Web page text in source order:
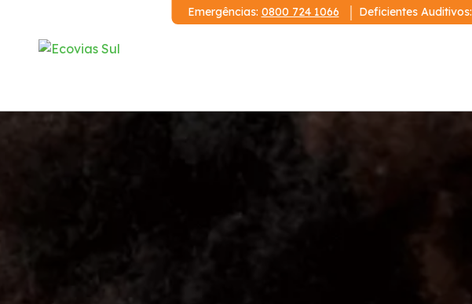
Emergências: 0800 724 1066 Deficientes Auditivos: